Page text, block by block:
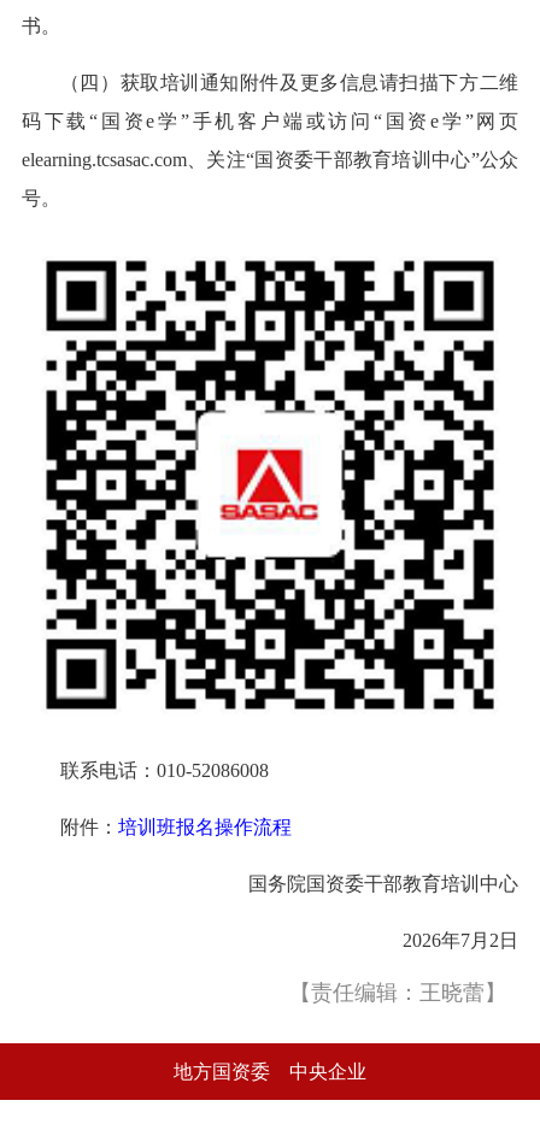
书。
（四）获取培训通知附件及更多信息请扫描下方二维
码下载“国资e学”手机客户端或访问“国资e学”网页
elearning.tcsasac.com、关注“国资委干部教育培训中心”公众
号。
联系电话：010-52086008
附件： 培训班报名操作流程
国务院国资委干部教育培训中心
2026年7月2日
【责任编辑：王晓蕾】
地方国资委 中央企业